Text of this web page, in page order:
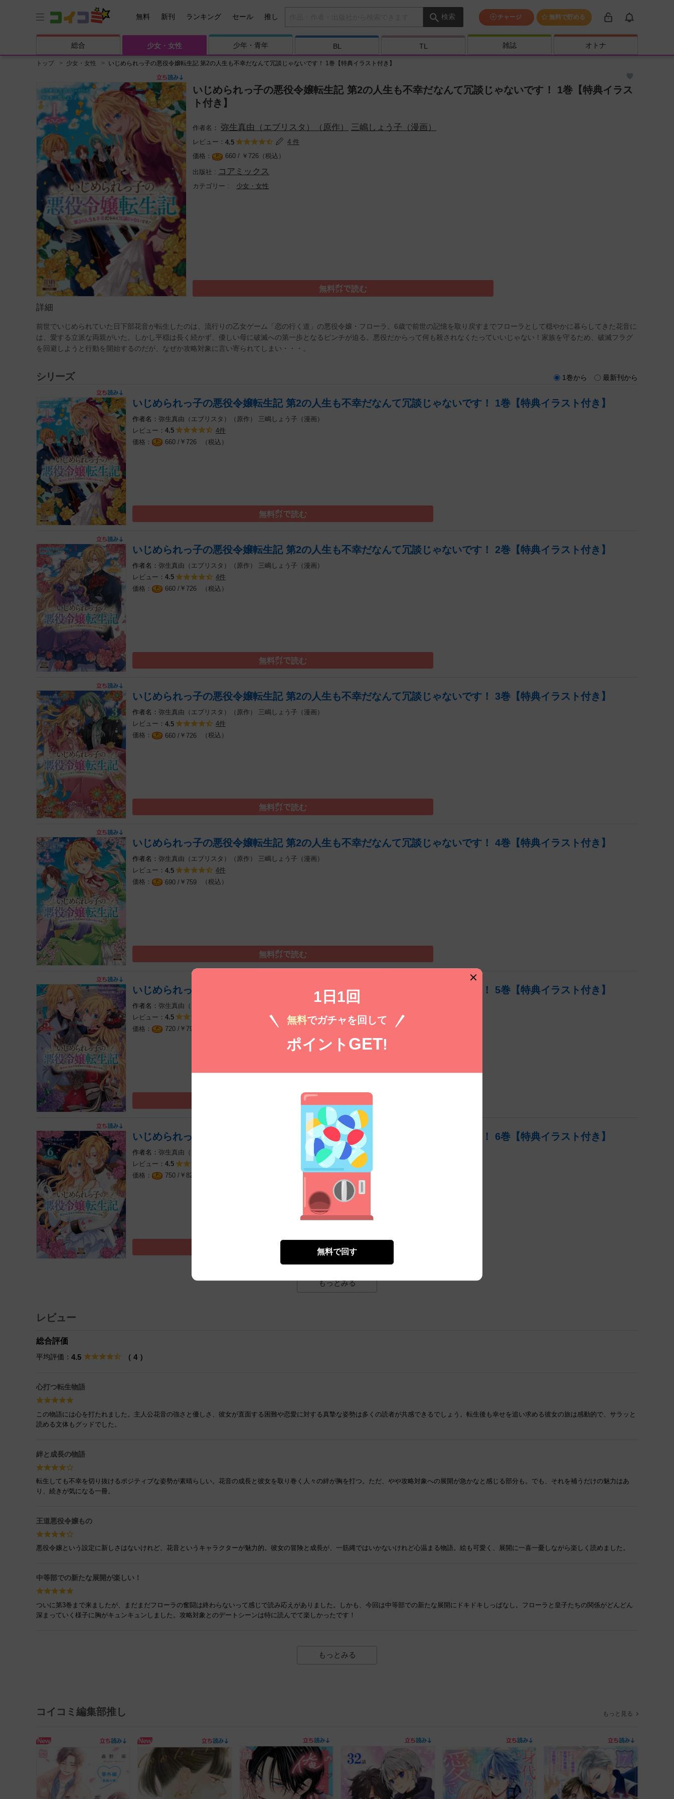
無料 新刊 ランキング セール 推し 検索 チャージ 無料で貯める
総合 少女・ 女性 少年・ 青年 BL TL 雑誌 オトナ
トップ 少女・女性 いじめられっ子の悪役令嬢転生記 第2の人生も不幸だなんて冗談じゃないです！ 1巻【特典イラスト付き】
いじめられっ子の悪役令嬢転生記 第2の人生も不幸だなんて冗談じゃないです！ 1巻【特典イラス
ト付き】
弥生真由（エブリスタ）（原作） 三嶋しょう子（漫画）
レビュー： 4.5
4 件
660 / ￥ 726（税込）
コアミックス
少女・女性
無料㌽で読む
詳細
前世でいじめられていた日下部花音が転生したのは、流行りの乙女ゲーム「恋の行く道」の悪役令嬢・フローラ。6歳で前世の記憶を取り戻すまでフローラとして穏やかに暮らしてきた花音に
は、愛する立派な両親がいた。しかし平穏は長く続かず、優しい母に破滅への第一歩となるピンチが迫る。悪役だからって何も殺されなくたっていいじゃない！家族を守るため、破滅フラグ
を回避しようと行動を開始するのだが、なぜか攻略対象に言い寄られてしまい・・・。
シリーズ 1巻から 最新刊から
いじめられっ子の悪役令嬢転生記 第2の人生も不幸だなんて冗談じゃないです！ 1巻【特典イラスト付き】
弥生真由（エブリスタ）（原作）
三嶋しょう子（漫画）
レビュー： 4.5
4件
660 / ￥ 726 （税込）
無料㌽で読む
いじめられっ子の悪役令嬢転生記 第2の人生も不幸だなんて冗談じゃないです！ 2巻【特典イラスト付き】
弥生真由（エブリスタ）（原作）
三嶋しょう子（漫画）
レビュー： 4.5
4件
660 / ￥ 726 （税込）
無料㌽で読む
いじめられっ子の悪役令嬢転生記 第2の人生も不幸だなんて冗談じゃないです！ 3巻【特典イラスト付き】
弥生真由（エブリスタ）（原作）
三嶋しょう子（漫画）
レビュー： 4.5
4件
660 / ￥ 726 （税込）
無料㌽で読む
いじめられっ子の悪役令嬢転生記 第2の人生も不幸だなんて冗談じゃないです！ 4巻【特典イラスト付き】
弥生真由（エブリスタ）（原作）
三嶋しょう子（漫画）
レビュー： 4.5
4件
690 / ￥ 759 （税込）
無料㌽で読む
いじめられっ子の悪役令嬢転生記 第2の人生も不幸だなんて冗談じゃないです！ 5巻【特典イラスト付き】
弥生真由（エブリスタ）（原作）
レビュー： 4.5
720 / ￥ 792
無料㌽で読む
いじめられっ子の悪役令嬢転生記 第2の人生も不幸だなんて冗談じゃないです！ 6巻【特典イラスト付き】
弥生真由（エブリスタ）（原作）
三嶋しょう子（漫画）
レビュー： 4.5
750 / ￥ 825
もっとみる
レビュー
総合評価
平均評価： 4.5 （ 4 ）
心打つ転生物語
この物語には心を打たれました。主人公花音の強さと優しさ、彼女が直面する困難や恋愛に対する真摯な姿勢は多くの読者が共感できるでしょう。転生後も幸せを追い求める彼女の旅は感動的で、サラッと
読める文体もグッドでした。
絆と成長の物語
転生しても不幸を切り抜けるポジティブな姿勢が素晴らしい。花音の成長と彼女を取り巻く人々の絆が胸を打つ。ただ、やや攻略対象への展開が急かなと感じる部分も。でも、それを補うだけの魅力はあ
り、続きが気になる一冊。
王道悪役令嬢もの
悪役令嬢という設定に新しさはないけれど、花音というキャラクターが魅力的。彼女の冒険と成長が、一筋縄ではいかないけれど心温まる物語。絵も可愛く、展開に一喜一憂しながら楽しく読めました。
中等部での新たな展開が楽しい！
ついに第3巻まで来ましたが、まだまだフローラの奮闘は終わらないって感じで読み応えがありました。しかも、今回は中等部での新たな展開にドキドキしっぱなし。フローラと皇子たちの関係がどんどん
深まっていく様子に胸がキュンキュンしました。攻略対象とのデートシーンは特に読んでて楽しかったです！
もっとみる
コイコミ編集部推し もっと見る
1日1回
無料でガチャを回して
ポイント GET!
無料で回す